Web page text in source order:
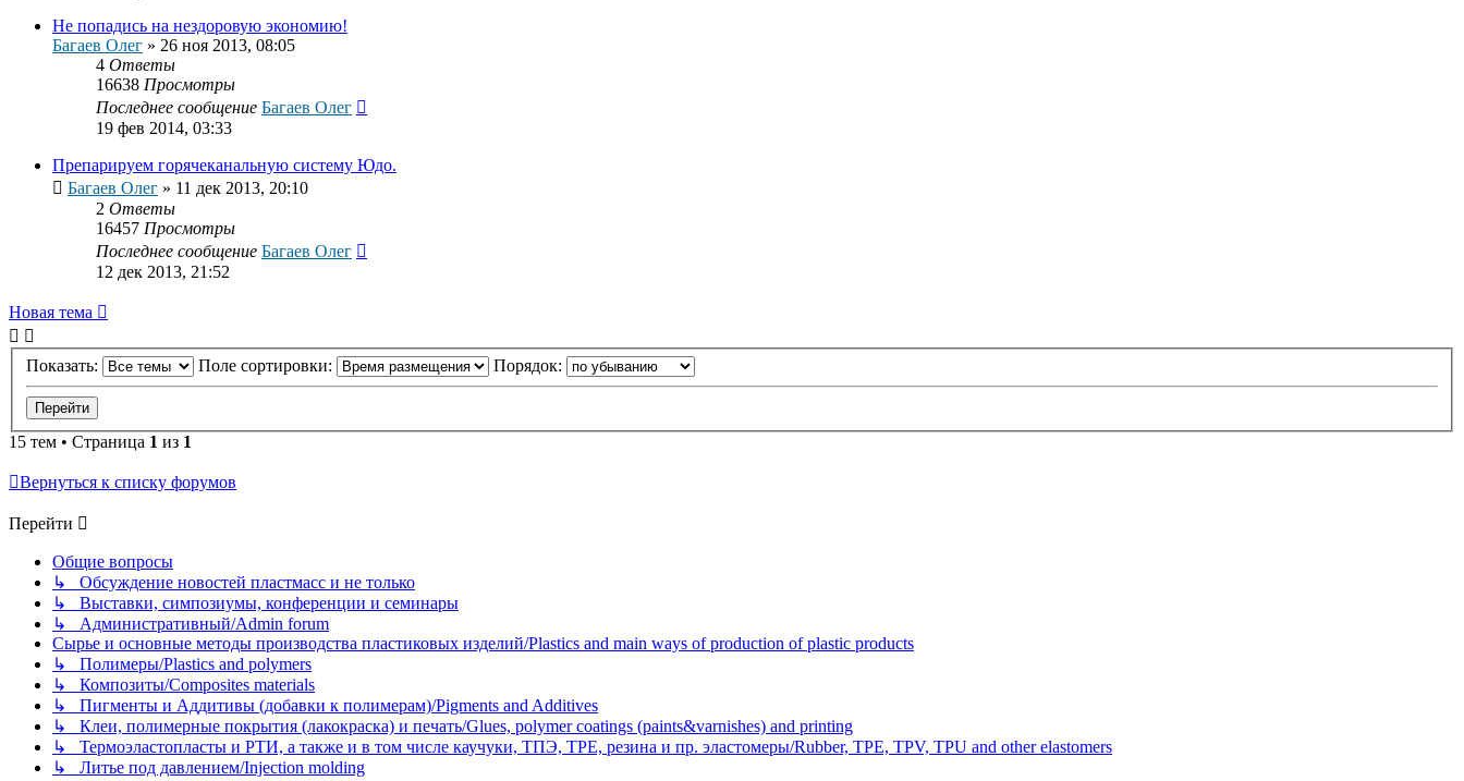
Не попадись на нездоровую экономию!
Багаев Олег » 26 ноя 2013, 08:05
4 Ответы
16638 Просмотры
Последнее сообщение Багаев Олег
19 фев 2014, 03:33
Препарируем горячеканальную систему Юдо.
Багаев Олег » 11 дек 2013, 20:10
2 Ответы
16457 Просмотры
Последнее сообщение Багаев Олег
12 дек 2013, 21:52
Новая тема
Показать: Поле сортировки: Порядок:
15 тем • Страница 1 из 1
Вернуться к списку форумов
Перейти
Общие вопросы
↳ Обсуждение новостей пластмасс и не только
↳ Выставки, симпозиумы, конференции и семинары
↳ Административный/Admin forum
Сырье и основные методы производства пластиковых изделий/Plastics and main ways of production of plastic products
↳ Полимеры/Plastics and polymers
↳ Композиты/Сomposites materials
↳ Пигменты и Аддитивы (добавки к полимерам)/Pigments and Additives
↳ Клеи, полимерные покрытия (лакокраска) и печать/Glues, polymer coatings (paints&varnishes) and printing
↳ Термоэластопласты и РТИ, а также и в том числе каучуки, ТПЭ, TPE, резина и пр. эластомеры/Rubber, TPE, TPV, TPU and other elastomers
↳ Литье под давлением/Injection molding